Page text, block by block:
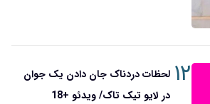
۱۲ لحظات دردناک جان دادن یک جوان
در لایو تیک تاک/ ویدئو +18